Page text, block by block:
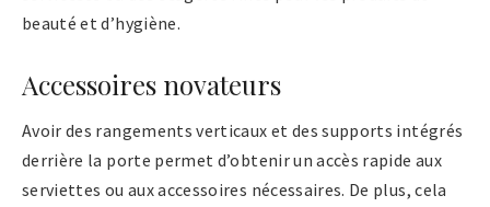
beauté et d’hygiène.
Accessoires novateurs
Avoir des rangements verticaux et des supports intégrés
derrière la porte permet d’obtenir un accès rapide aux
serviettes ou aux accessoires nécessaires. De plus, cela